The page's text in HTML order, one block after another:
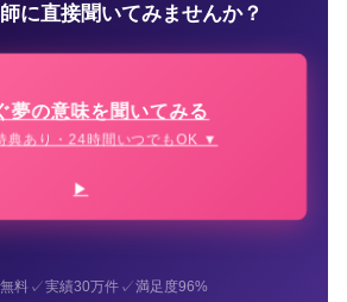
に直接聞いてみませんか？
夢の意味を聞いてみる
典あり・24時間いつでもOK ▼
料✓実績30万件✓満足度96%